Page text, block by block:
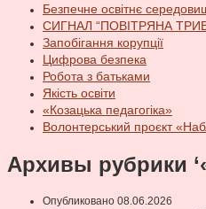
Безпечне освітнє
СИГНАЛ “ПОВІТРЯНА
Запобігання корупції
Цифрова безпека
Робота з батьками
Якість освіти
«Козацька педагогіка»
Волонтерський проєкт
Архивы рубрики
Опубликовано 08.06.2026